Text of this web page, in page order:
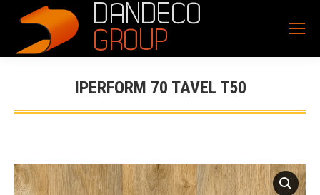
IPERFORM 70 TAVEL T50